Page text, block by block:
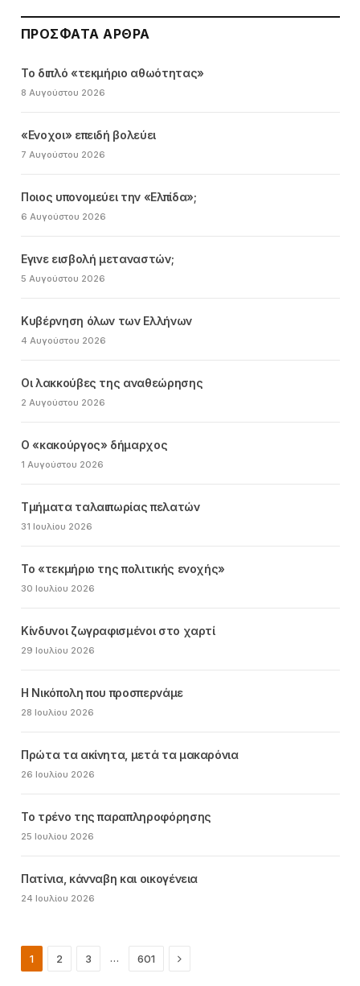
ΠΡΌΣΦΑΤΑ ΆΡΘΡΑ
Το διπλό «τεκμήριο αθωότητας»
8 Αυγούστου 2026
«Ενοχοι» επειδή βολεύει
7 Αυγούστου 2026
Ποιος υπονομεύει την «Ελπίδα»;
6 Αυγούστου 2026
Εγινε εισβολή μεταναστών;
5 Αυγούστου 2026
Κυβέρνηση όλων των Ελλήνων
4 Αυγούστου 2026
Οι λακκούβες της αναθεώρησης
2 Αυγούστου 2026
Ο «κακούργος» δήμαρχος
1 Αυγούστου 2026
Τμήματα ταλαιπωρίας πελατών
31 Ιουλίου 2026
Το «τεκμήριο της πολιτικής ενοχής»
30 Ιουλίου 2026
Κίνδυνοι ζωγραφισμένοι στο χαρτί
29 Ιουλίου 2026
Η Νικόπολη που προσπερνάμε
28 Ιουλίου 2026
Πρώτα τα ακίνητα, μετά τα μακαρόνια
26 Ιουλίου 2026
Το τρένο της παραπληροφόρησης
25 Ιουλίου 2026
Πατίνια, κάνναβη και οικογένεια
24 Ιουλίου 2026
1 2 3 … 601 Next